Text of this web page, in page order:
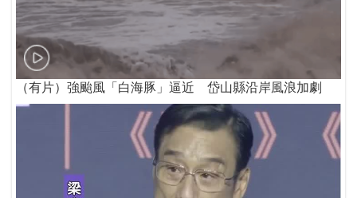
（有片）強颱風「白海豚」逼近 岱山縣沿岸風浪加劇